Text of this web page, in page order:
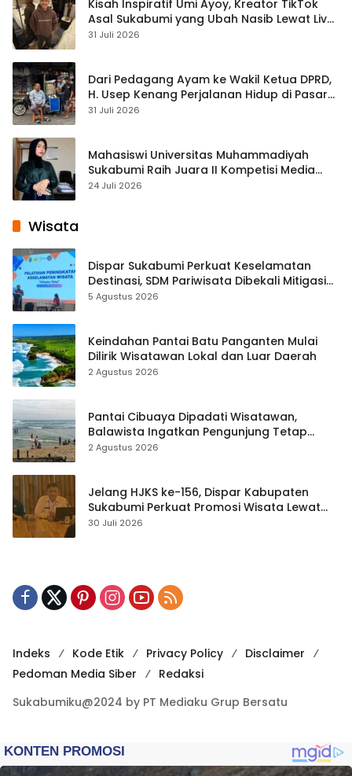
Kisah Inspiratif Umi Ayoy, Kreator TikTok
Asal Sukabumi yang Ubah Nasib Lewat Live
Streaming
31 Juli 2026
Dari Pedagang Ayam ke Wakil Ketua DPRD,
H. Usep Kenang Perjalanan Hidup di Pasar
Cisaat
31 Juli 2026
Mahasiswi Universitas Muhammadiyah
Sukabumi Raih Juara II Kompetisi Media
Pembelajaran Digital Tingkat Internasional
24 Juli 2026
Wisata
Dispar Sukabumi Perkuat Keselamatan
Destinasi, SDM Pariwisata Dibekali Mitigasi
hingga Teknik Evakuasi
5 Agustus 2026
Keindahan Pantai Batu Panganten Mulai
Dilirik Wisatawan Lokal dan Luar Daerah
2 Agustus 2026
Pantai Cibuaya Dipadati Wisatawan,
Balawista Ingatkan Pengunjung Tetap
Waspada
2 Agustus 2026
Jelang HJKS ke-156, Dispar Kabupaten
Sukabumi Perkuat Promosi Wisata Lewat
Publikasi Digital
30 Juli 2026
Indeks Kode Etik Privacy Policy
Disclaimer
Pedoman Media Siber
Redaksi
Sukabumiku@2024 by PT Mediaku Grup Bersatu